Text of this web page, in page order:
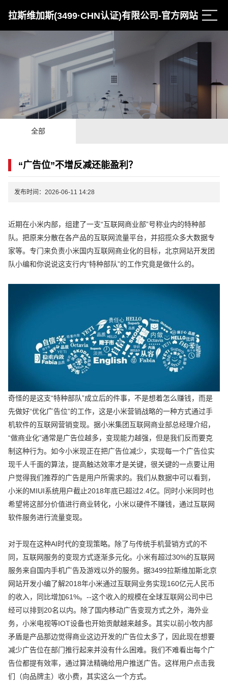
拉斯维加斯(3499·CHN认证)有限公司-官方网站
全部
“广告位”不增反减还能盈利？
发布时间：2026-06-11 14:28
近期在小米内部，组建了一支“互联网商业部”号称业内的特种部
队。把原来分散在各产品的互联网流量平台，并招揽众多大数据专
家等。专门来负责小米国内互联网商业化的目标，北京网站开发团
队小编和你说说这支行内“特种部队”的工作究竟是做什么的。
奇怪的是这支“特种部队”成立后的件事，不是想着怎么赚钱，而是
先做好“优化广告位”的工作，这是小米营销战略的一种方式通过手
机软件的互联网营销变现。据小米集团互联网商业部总经理介绍，
“做商业化”通常是广告位越多，变现能力越强，但是我们反而要克
制这种行为。如今小米现正在把广告位减少，实现每一个广告位实
现千人千面的算法，提高触达效率才是关键，很关键的一点要让用
户觉得我们推荐的广告是用户所需求的。我们从数据中可以看到，
小米的MIUI系统用户截止2018年底已超过2.4亿。同时小米同时也
希望将这部分价值进行商业转化，小米以硬件不赚钱，通过互联网
软件服务进行流量变现。
对于现在这种AI时代的变现策略。除了与传统手机营销方式的不
同，互联网服务的变现方式逐渐多元化。小米有超过30%的互联网
服务来自国内手机广告及游戏以外的服务。据3499拉斯维加斯北京
网站开发小编了解2018年小米通过互联网业务实现160亿元人民币
的收入，同比增加61%。--这个收入的规模在全球互联网公司中已
经可以排到20名以内。除了国内移动广告变现方式之外，海外业
务，小米电视等IOT设备也开始贡献越来越多。其实以前小牧内部
矛盾是产品那边觉得商业这边开发的广告位太多了，因此现在想要
减少广告位在部门推行起来并没有什么困难。我们不难看出每个广
告位都提有效率，通过算法精确给用户推送广告。这样用户点击我
们（向品牌主）收小费，其实这么一个方式。